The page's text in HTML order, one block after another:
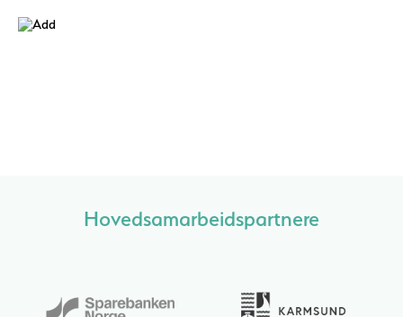
Hovedsamarbeidspartnere